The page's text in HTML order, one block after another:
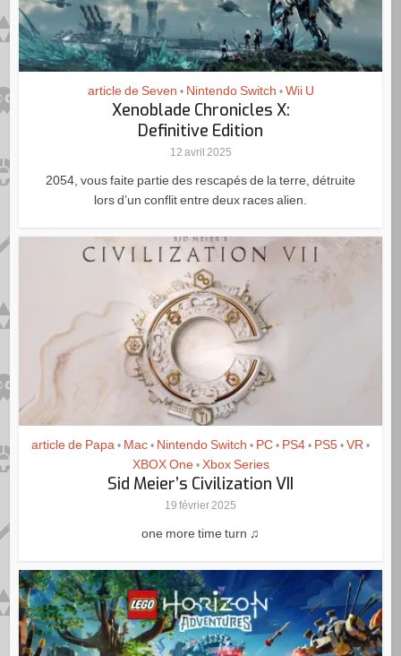
article de Seven • Nintendo Switch • Wii U
Xenoblade Chronicles X:
Definitive Edition
12 avril 2025
2054, vous faite partie des rescapés de la terre, détruite
lors d’un conflit entre deux races alien.
article de Papa • Mac • Nintendo Switch • PC • PS4 • PS5 • VR •
XBOX One • Xbox Series
Sid Meier’s Civilization VII
19 février 2025
one more time turn ♫